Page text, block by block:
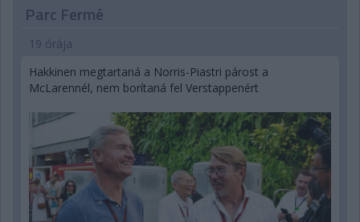
Parc Fermé
19 órája
Hakkinen megtartaná a Norris-Piastri párost a
McLarennél, nem borítaná fel Verstappenért